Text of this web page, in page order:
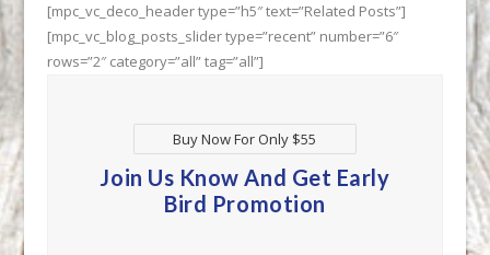
[mpc_vc_deco_header type=”h5″ text=”Related Posts”]
[mpc_vc_blog_posts_slider type=”recent” number=”6″
rows=”2″ category=”all” tag=”all”]
Buy Now For Only $55
Join Us Know And Get Early
Bird Promotion